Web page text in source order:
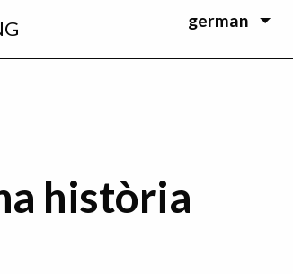
german
història